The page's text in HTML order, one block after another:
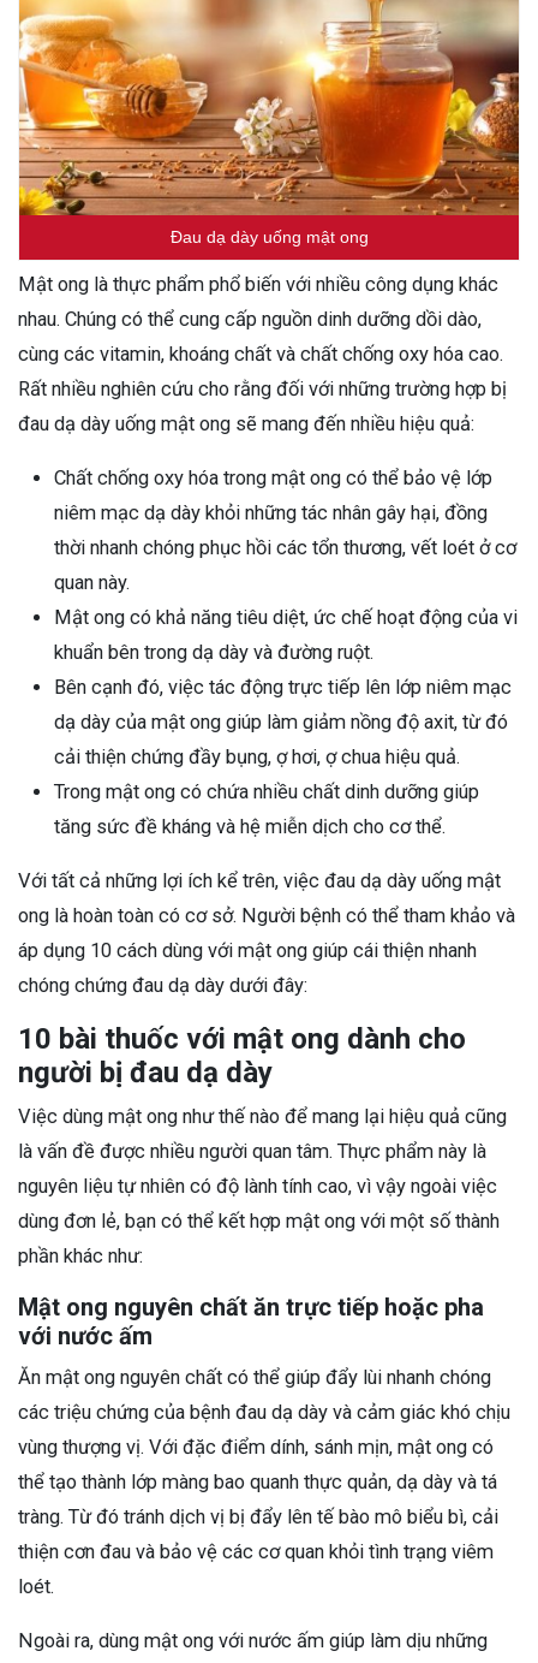
Đau dạ dày uống mật ong
Mật ong là thực phẩm phổ biến với nhiều công dụng khác
nhau. Chúng có thể cung cấp nguồn dinh dưỡng dồi dào,
cùng các vitamin, khoáng chất và chất chống oxy hóa cao.
Rất nhiều nghiên cứu cho rằng đối với những trường hợp bị
đau dạ dày uống mật ong sẽ mang đến nhiều hiệu quả:
Chất chống oxy hóa trong mật ong có thể bảo vệ lớp
niêm mạc dạ dày khỏi những tác nhân gây hại, đồng
thời nhanh chóng phục hồi các tổn thương, vết loét ở cơ
quan này.
Mật ong có khả năng tiêu diệt, ức chế hoạt động của vi
khuẩn bên trong dạ dày và đường ruột.
Bên cạnh đó, việc tác động trực tiếp lên lớp niêm mạc
dạ dày của mật ong giúp làm giảm nồng độ axit, từ đó
cải thiện chứng đầy bụng, ợ hơi, ợ chua hiệu quả.
Trong mật ong có chứa nhiều chất dinh dưỡng giúp
tăng sức đề kháng và hệ miễn dịch cho cơ thể.
Với tất cả những lợi ích kể trên, việc đau dạ dày uống mật
ong là hoàn toàn có cơ sở. Người bệnh có thể tham khảo và
áp dụng 10 cách dùng với mật ong giúp cái thiện nhanh
chóng chứng đau dạ dày dưới đây:
10 bài thuốc với mật ong dành cho
người bị đau dạ dày
Việc dùng mật ong như thế nào để mang lại hiệu quả cũng
là vấn đề được nhiều người quan tâm. Thực phẩm này là
nguyên liệu tự nhiên có độ lành tính cao, vì vậy ngoài việc
dùng đơn lẻ, bạn có thể kết hợp mật ong với một số thành
phần khác như:
Mật ong nguyên chất ăn trực tiếp hoặc pha
với nước ấm
Ăn mật ong nguyên chất có thể giúp đẩy lùi nhanh chóng
các triệu chứng của bệnh đau dạ dày và cảm giác khó chịu
vùng thượng vị. Với đặc điểm dính, sánh mịn, mật ong có
thể tạo thành lớp màng bao quanh thực quản, dạ dày và tá
tràng. Từ đó tránh dịch vị bị đẩy lên tế bào mô biểu bì, cải
thiện cơn đau và bảo vệ các cơ quan khỏi tình trạng viêm
loét.
Ngoài ra, dùng mật ong với nước ấm giúp làm dịu những